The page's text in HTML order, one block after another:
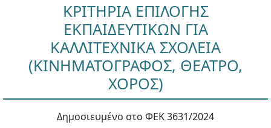
ΚΡΙΤΗΡΙΑ ΕΠΙΛΟΓΗΣ
ΕΚΠΑΙΔΕΥΤΙΚΩΝ ΓΙΑ
ΚΑΛΛΙΤΕΧΝΙΚΑ ΣΧΟΛΕΙΑ
(ΚΙΝΗΜΑΤΟΓΡΑΦΟΣ, ΘΕΑΤΡΟ,
ΧΟΡΟΣ)
Δημοσιευμένο στο ΦΕΚ 3631/2024